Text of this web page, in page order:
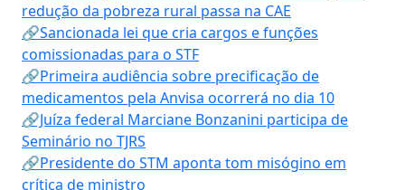
redução da pobreza rural passa na CAE
🔗Sancionada lei que cria cargos e funções
comissionadas para o STF
🔗Primeira audiência sobre precificação de
medicamentos pela Anvisa ocorrerá no dia 10
🔗Juíza federal Marciane Bonzanini participa de
Seminário no TJRS
🔗Presidente do STM aponta tom misógino em
crítica de ministro